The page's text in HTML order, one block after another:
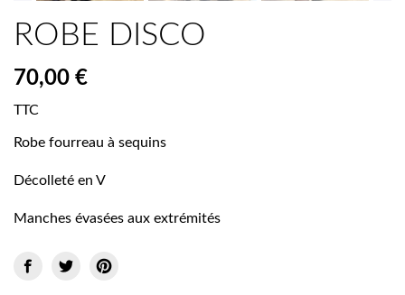
ROBE DISCO
70,00 €
TTC
Robe fourreau à sequins
Décolleté en V
Manches évasées aux extrémités